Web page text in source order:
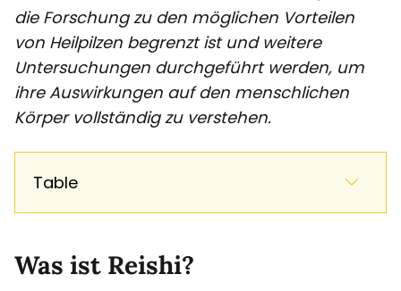
die Forschung zu den möglichen Vorteilen
von Heilpilzen begrenzt ist und weitere
Untersuchungen durchgeführt werden, um
ihre Auswirkungen auf den menschlichen
Körper vollständig zu verstehen.
Table
Was ist Reishi?